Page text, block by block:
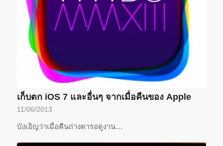
เก็บตก iOS 7 และอื่นๆ จากเมื่อคืนของ Apple
11/06/2013
บังเอิญว่าเมื่อคืนถ่างตารอดูงาน…